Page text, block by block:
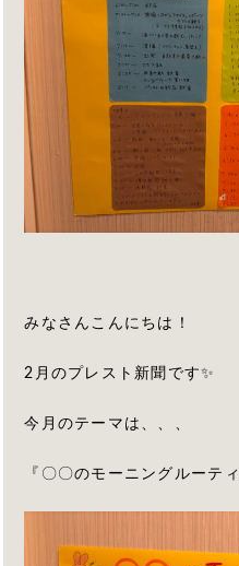
みなさんこんにちは！
2月のプレスト新聞です✨
今月のテーマは、、、
『〇〇のモーニングルーテ